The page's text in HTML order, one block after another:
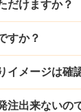
だけますか？
すか？
イメージは確
注出来ないの